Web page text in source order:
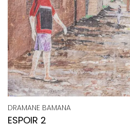
DRAMANE BAMANA
ESPOIR 2